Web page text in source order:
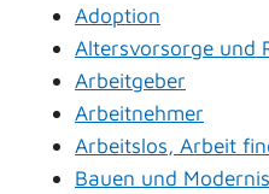
Adoption
Altersvorsorge und
Arbeitgeber
Arbeitnehmer
Arbeitslos, Arbeit
Bauen und